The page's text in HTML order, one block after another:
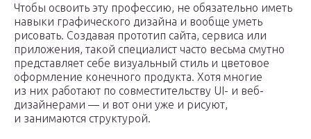
Чтобы освоить эту профессию, не обязательно иметь
навыки графического дизайна и вообще уметь
рисовать. Создавая прототип сайта, сервиса или
приложения, такой специалист часто весьма смутно
представляет себе визуальный стиль и цветовое
оформление конечного продукта. Хотя многие
из них работают по совместительству UI- и веб-
дизайнерами — и вот они уже и рисуют,
и занимаются структурой.